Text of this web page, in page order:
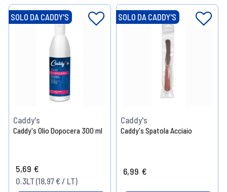
SOLO DA CADDY'S
Caddy's
Caddy's Olio Dopocera 300 ml
5,69 €
0.3LT (18,97 € / LT)
SOLO DA CADDY'S
Caddy's
Caddy's Spatola Acciaio
6,99 €